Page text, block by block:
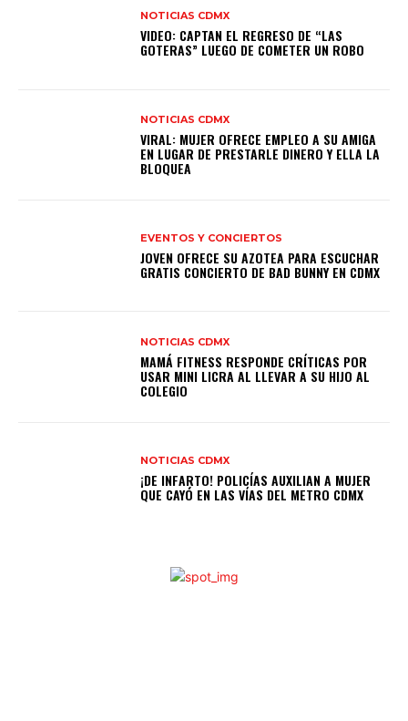
NOTICIAS CDMX
VIDEO: CAPTAN EL REGRESO DE “LAS
GOTERAS” LUEGO DE COMETER UN ROBO
NOTICIAS CDMX
VIRAL: MUJER OFRECE EMPLEO A SU AMIGA
EN LUGAR DE PRESTARLE DINERO Y ELLA LA
BLOQUEA
EVENTOS Y CONCIERTOS
JOVEN OFRECE SU AZOTEA PARA ESCUCHAR
GRATIS CONCIERTO DE BAD BUNNY EN CDMX
NOTICIAS CDMX
MAMÁ FITNESS RESPONDE CRÍTICAS POR
USAR MINI LICRA AL LLEVAR A SU HIJO AL
COLEGIO
NOTICIAS CDMX
¡DE INFARTO! POLICÍAS AUXILIAN A MUJER
QUE CAYÓ EN LAS VÍAS DEL METRO CDMX